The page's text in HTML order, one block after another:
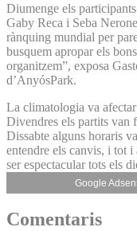
Diumenge els
Gaby Reca i Seba
rànquing mundial per
busquem apropar els
organitzem”, exposa
d’AnyósPark.
La climatologia va
Divendres els partits van
Dissabte alguns horaris
entendre els canvis, i tot i
ser espectacular tots els
Google
Comentaris